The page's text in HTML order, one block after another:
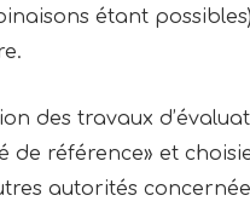
étant
des travaux
de référence» et
autorités